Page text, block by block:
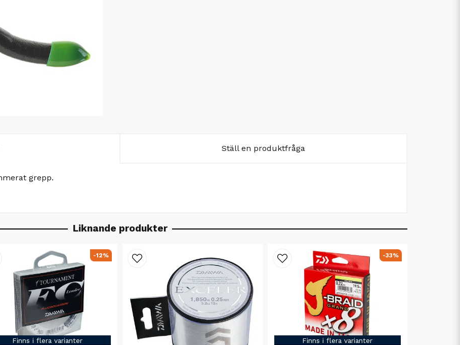
Ställ en produktfråga
grepp.
Liknande produkter
Finns i flera varianter
-12%
Finns i flera varianter
-33%